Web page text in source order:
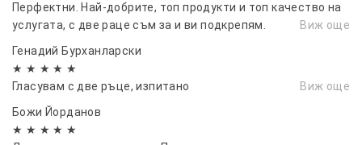
3️⃣ Топла светлина
5️⃣ Червено/синя мигаща светлина
Захранване: Презареждаема батерия (включена)
Време на работа: 2–6 часа в зависимост от
Перфектни. Най-добрите, топ продукти и топ качество на
услугата, с две раце съм за и ви подкрепям.
Виж още
Генадий Бурханларски
★ ★ ★ ★ ★
Гласувам с две ръце, изпитано
Виж още
Божи Йорданов
★ ★ ★ ★ ★